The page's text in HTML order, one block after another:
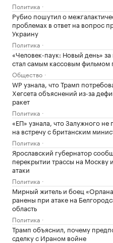
Политика
Рубио пошутил о
проблемах в ответ на вопрос
Украину
Политика
«Человек-паук: Новый день»
стал самым кассовым фильмом
Общество
WP узнала, что Трамп
Хегсета объяснений из-за
ракет
Политика
«ЕП» узнала, что Залужного не
на встречу с британским
Политика
Ярославский губернатор
перекрытии трассы на Москву
атаки
Политика
Мирный житель и боец
ранены при атаке на
область
Политика
Трамп объяснил, почему
сделку с Ираном войне